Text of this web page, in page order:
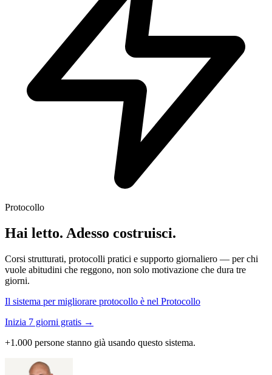
Protocollo
Hai letto. Adesso costruisci.
Corsi strutturati, protocolli pratici e supporto giornaliero — per chi
vuole abitudini che reggono, non solo motivazione che dura tre
giorni.
Il sistema per migliorare protocollo è nel Protocollo
Inizia 7 giorni gratis →
+1.000 persone stanno già usando questo sistema.